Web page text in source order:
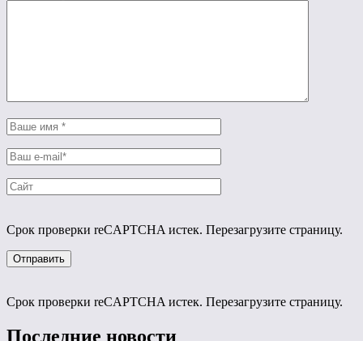
Срок проверки reCAPTCHA истек. Перезагрузите страницу.
Срок проверки reCAPTCHA истек. Перезагрузите страницу.
Последние новости